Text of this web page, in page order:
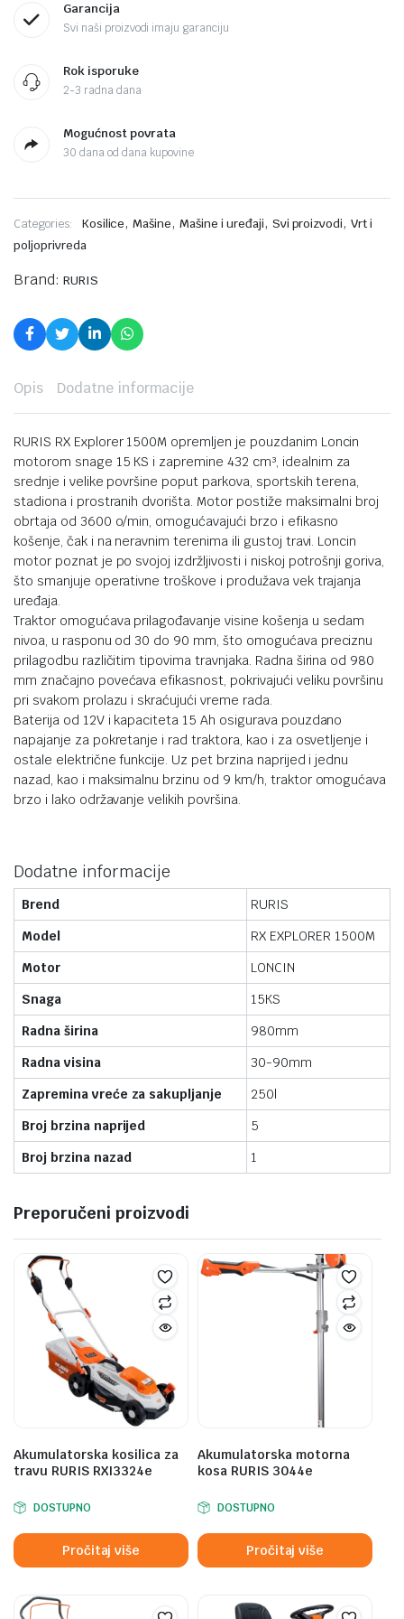
Garancija
Svi naši proizvodi imaju garanciju
Rok isporuke
2-3 radna dana
Mogućnost povrata
30 dana od dana kupovine
Categories: Kosilice,Mašine,Mašine i uređaji, Svi proizvodi,Vrt i
poljoprivreda
Brand: RURIS
Opis Dodatne informacije
RURIS RX Explorer 1500M opremljen je pouzdanim Loncin
motorom snage 15 KS i zapremine 432 cm³, idealnim za
srednje i velike površine poput parkova, sportskih terena,
stadiona i prostranih dvorišta. Motor postiže maksimalni broj
obrtaja od 3600 o/min, omogućavajući brzo i efikasno
košenje, čak i na neravnim terenima ili gustoj travi. Loncin
motor poznat je po svojoj izdržljivosti i niskoj potrošnji goriva,
što smanjuje operativne troškove i produžava vek trajanja
uređaja.
Traktor omogućava prilagođavanje visine košenja u sedam
nivoa, u rasponu od 30 do 90 mm, što omogućava preciznu
prilagodbu različitim tipovima travnjaka. Radna širina od 980
mm značajno povećava efikasnost, pokrivajući veliku površinu
pri svakom prolazu i skraćujući vreme rada.
Baterija od 12V i kapaciteta 15 Ah osigurava pouzdano
napajanje za pokretanje i rad traktora, kao i za osvetljenje i
ostale električne funkcije. Uz pet brzina naprijed i jednu
nazad, kao i maksimalnu brzinu od 9 km/h, traktor omogućava
brzo i lako održavanje velikih površina.
Dodatne informacije
Brend
RURIS
Model
RX EXPLORER 1500M
Motor
LONCIN
Snaga
15KS
Radna širina
980mm
Radna visina
30-90mm
Zapremina vreće za sakupljanje
250l
Broj brzina naprijed
5
Broj brzina nazad
1
Preporučeni proizvodi
Akumulatorska kosilica za
travu RURIS RXI3324e
DOSTUPNO
Pročitaj više
Akumulatorska motorna
kosa RURIS 3044e
DOSTUPNO
Pročitaj više